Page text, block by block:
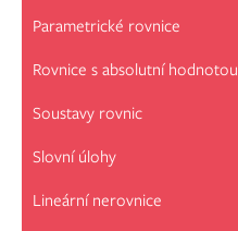
Parametrické rovnice
Rovnice s absolutní hodnotou
Soustavy rovnic
Slovní úlohy
Lineární nerovnice